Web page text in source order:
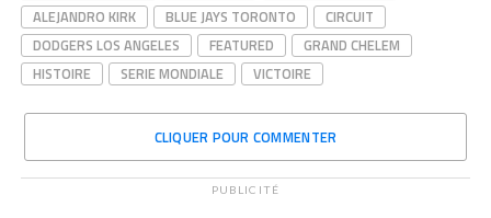
ALEJANDRO KIRK
BLUE JAYS TORONTO
CIRCUIT
DODGERS LOS ANGELES
FEATURED
GRAND CHELEM
HISTOIRE
SERIE MONDIALE VICTOIRE
CLIQUER POUR COMMENTER
PUBLICITÉ